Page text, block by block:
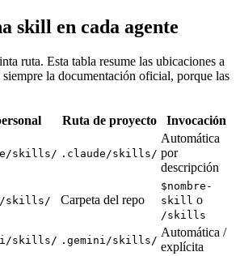
skill en cada agente
ruta. Esta tabla resume las ubicaciones a
la documentación oficial, porque las
Ruta de proyecto
Invocación
skills/ .claude/skills/
Automática
por
descripción
skills/ Carpeta del repo
$nombre-
skill o
/skills
skills/ .gemini/skills/
Automática /
explícita